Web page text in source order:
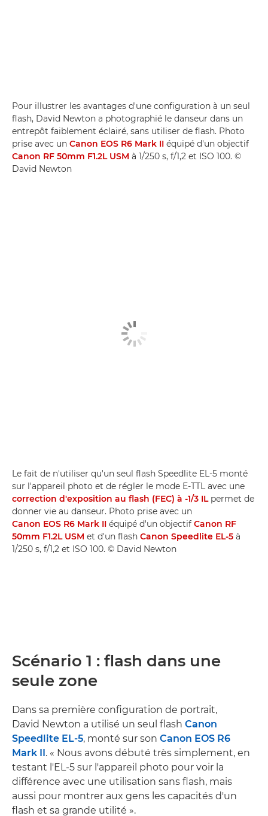
Pour illustrer les avantages d'une configuration à un seul
flash, David Newton a photographié le danseur dans un
entrepôt faiblement éclairé, sans utiliser de flash. Photo
prise avec un Canon EOS R6 Mark II équipé d'un objectif
Canon RF 50mm F1.2L USM à 1/250 s, f/1,2 et ISO 100. ©
David Newton
Le fait de n'utiliser qu'un seul flash Speedlite EL-5 monté
sur l'appareil photo et de régler le mode E-TTL avec une
correction d'exposition au flash (FEC) à -1/3 ILpermet de
donner vie au danseur. Photo prise avec un
Canon EOS R6 Mark II équipé d'un objectif Canon RF
50mm F1.2L USM et d'un flash Canon Speedlite EL-5 à
1/250 s, f/1,2 et ISO 100. © David Newton
Scénario 1 : flash dans une
seule zone
Dans sa première configuration de portrait,
David Newton a utilisé un seul flash Canon
Speedlite EL-5, monté sur son Canon EOS R6
Mark II. « Nous avons débuté très simplement, en
testant l'EL-5 sur l'appareil photo pour voir la
différence avec une utilisation sans flash, mais
aussi pour montrer aux gens les capacités d'un
flash et sa grande utilité ».